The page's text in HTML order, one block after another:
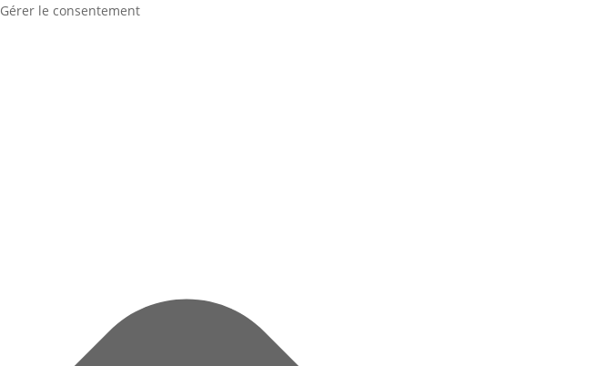
Gérer le consentement